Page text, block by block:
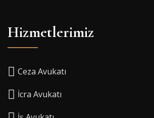
Hizmetlerimiz
Ceza Avukatı
İcra Avukatı